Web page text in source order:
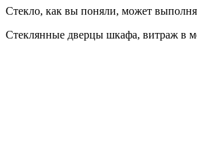
Стекло, как вы поняли, может
Стеклянные дверцы шкафа, витраж в